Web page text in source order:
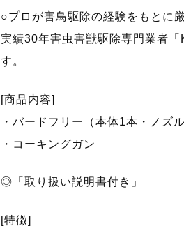
○プロが害鳥駆除の経験をもとに厳
実績30年害虫害獣駆除専門業者
す。
[商品内容]
・バードフリー（本体1本・ノズ
・コーキングガン
◎「取り扱い説明書付き」
[特徴]